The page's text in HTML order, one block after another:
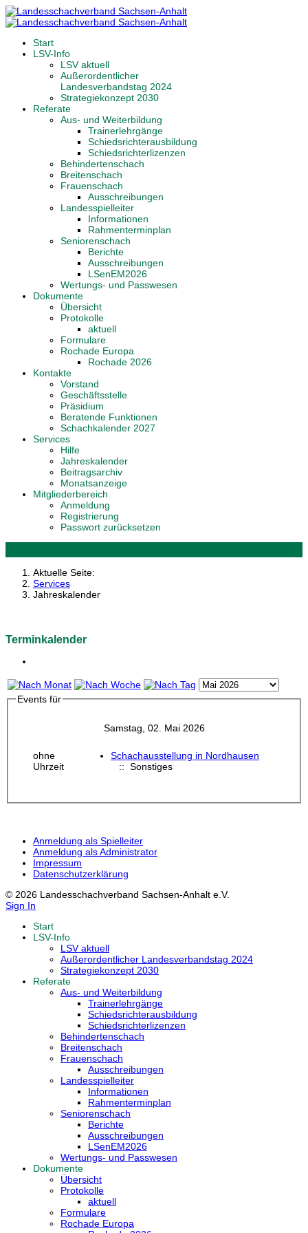
Start
LSV-Info
LSV aktuell
Außerordentlicher
Landesverbandstag 2024
Strategiekonzept 2030
Referate
Aus- und Weiterbildung
Trainerlehrgänge
Schiedsrichterausbildung
Schiedsrichterlizenzen
Behindertenschach
Breitenschach
Frauenschach
Ausschreibungen
Landesspielleiter
Informationen
Rahmenterminplan
Seniorenschach
Berichte
Ausschreibungen
LSenEM2026
Wertungs- und Passwesen
Dokumente
Übersicht
Protokolle
aktuell
Formulare
Rochade Europa
Rochade 2026
Kontakte
Vorstand
Geschäftsstelle
Präsidium
Beratende Funktionen
Schachkalender 2027
Services
Hilfe
Jahreskalender
Beitragsarchiv
Monatsanzeige
Mitgliederbereich
Anmeldung
Registrierung
Passwort zurücksetzen
Aktuelle Seite:
Services
Jahreskalender
Terminkalender
Events für
Samstag, 02. Mai 2026
ohne
Uhrzeit
Schachausstellung in Nordhausen
:: Sonstiges
Anmeldung als Spielleiter
Anmeldung als Administrator
Impressum
Datenschutzerklärung
© 2026 Landesschachverband Sachsen-Anhalt e.V.
Sign In
Start
LSV-Info
LSV aktuell
Außerordentlicher Landesverbandstag 2024
Strategiekonzept 2030
Referate
Aus- und Weiterbildung
Trainerlehrgänge
Schiedsrichterausbildung
Schiedsrichterlizenzen
Behindertenschach
Breitenschach
Frauenschach
Ausschreibungen
Landesspielleiter
Informationen
Rahmenterminplan
Seniorenschach
Berichte
Ausschreibungen
LSenEM2026
Wertungs- und Passwesen
Dokumente
Übersicht
Protokolle
aktuell
Formulare
Rochade Europa